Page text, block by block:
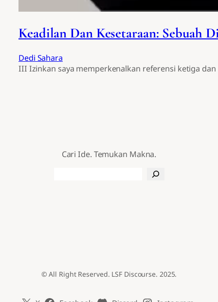
Keadilan Dan Kesetaraan: Sebuah
Dedi Sahara
III Izinkan saya memperkenalkan referensi ketiga
Cari Ide. Temukan Makna.
© All Right Reserved. LSF Discourse. 2025.